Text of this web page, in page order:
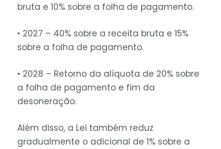
bruta e 10% sobre a folha de pagamento.
• 2027 – 40% sobre a receita bruta e 15%
sobre a folha de pagamento.
• 2028 – Retorno da alíquota de 20% sobre
a folha de pagamento e fim da
desoneração.
Além disso, a Lei também reduz
gradualmente o adicional de 1% sobre a